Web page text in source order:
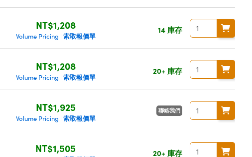
NT$1,208
Volume Pricing | 索取報價單
14 庫存
NT$1,208
Volume Pricing | 索取報價單
20+ 庫存
NT$1,925
Volume Pricing | 索取報價單
聯絡我們
NT$1,505 20+ 庫存